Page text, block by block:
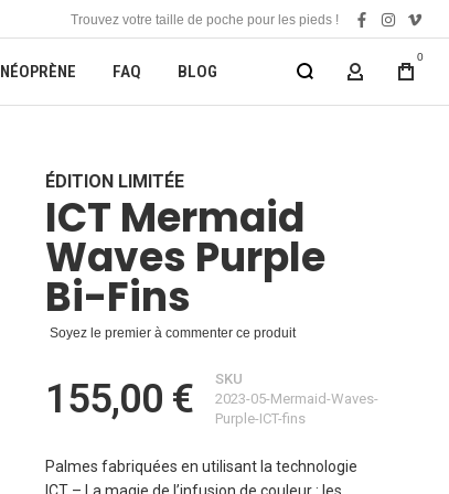
Trouvez votre taille de poche pour les pieds !
facebook
NÉOPRÈNE FAQ BLOG MON
0
ÉDITION LIMITÉE
ICT Mermaid
Waves Purple
Bi-Fins
Soyez le premier à commenter ce produit
155,00 €
SKU
2023-05-Mermaid-Waves-
Purple-ICT-fins
Palmes fabriquées en utilisant la technologie